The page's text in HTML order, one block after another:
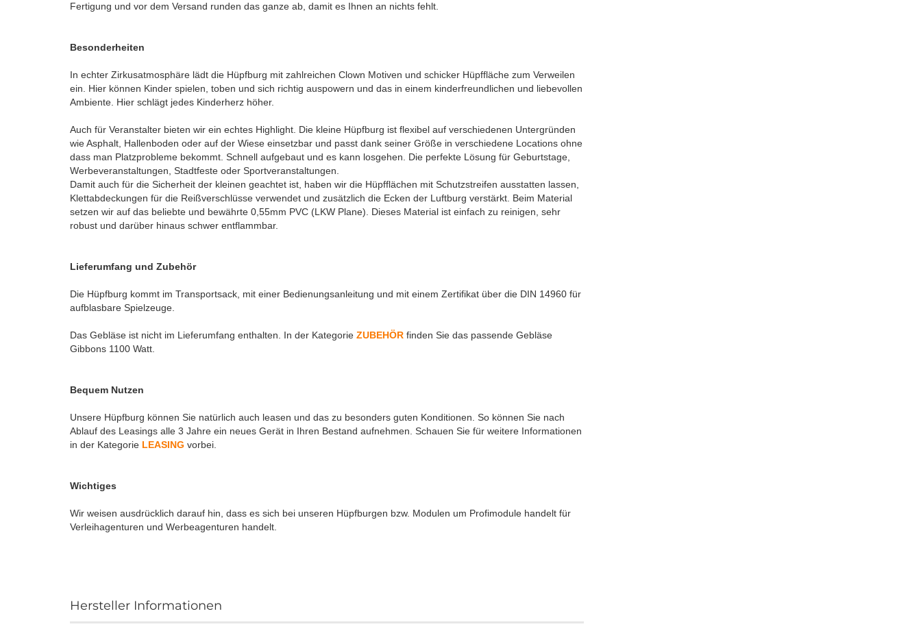
Fertigung und vor dem Versand runden das ganze ab, damit es Ihnen an nichts fehlt.
Besonderheiten
In echter Zirkusatmosphäre lädt die Hüpfburg mit zahlreichen Clown Motiven und schicker Hüpffläche zum Verweilen
ein. Hier können Kinder spielen, toben und sich richtig auspowern und das in einem kinderfreundlichen und liebevollen
Ambiente. Hier schlägt jedes Kinderherz höher.
Auch für Veranstalter bieten wir ein echtes Highlight. Die kleine Hüpfburg ist flexibel auf verschiedenen Untergründen
wie Asphalt, Hallenboden oder auf der Wiese einsetzbar und passt dank seiner Größe in verschiedene Locations ohne
dass man Platzprobleme bekommt. Schnell aufgebaut und es kann losgehen. Die perfekte Lösung für Geburtstage,
Werbeveranstaltungen, Stadtfeste oder Sportveranstaltungen.
Damit auch für die Sicherheit der kleinen geachtet ist, haben wir die Hüpfflächen mit Schutzstreifen ausstatten lassen,
Klettabdeckungen für die Reißverschlüsse verwendet und zusätzlich die Ecken der Luftburg verstärkt. Beim Material
setzen wir auf das beliebte und bewährte 0,55mm PVC (LKW Plane). Dieses Material ist einfach zu reinigen, sehr
robust und darüber hinaus schwer entflammbar.
Lieferumfang und Zubehör
Die Hüpfburg kommt im Transportsack, mit einer Bedienungsanleitung und mit einem Zertifikat über die DIN 14960 für
aufblasbare Spielzeuge.
Das Gebläse ist nicht im Lieferumfang enthalten. In der Kategorie ZUBEHÖR finden Sie das passende Gebläse
Gibbons 1100 Watt.
Bequem Nutzen
Unsere Hüpfburg können Sie natürlich auch leasen und das zu besonders guten Konditionen. So können Sie nach
Ablauf des Leasings alle 3 Jahre ein neues Gerät in Ihren Bestand aufnehmen. Schauen Sie für weitere Informationen
in der Kategorie LEASING vorbei.
Wichtiges
Wir weisen ausdrücklich darauf hin, dass es sich bei unseren Hüpfburgen bzw. Modulen um Profimodule handelt für
Verleihagenturen und Werbeagenturen handelt.
Hersteller Informationen